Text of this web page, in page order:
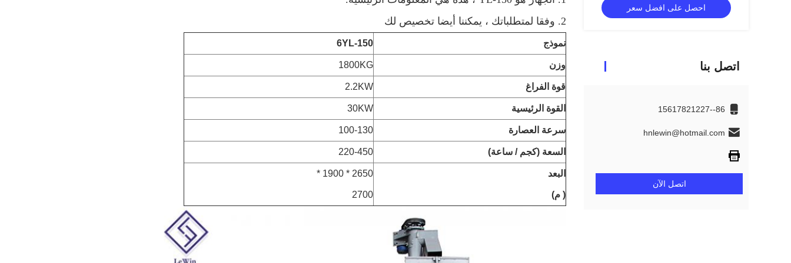
احصل على افضل سعر
اتصل بنا
86--15617821227
hnlewin@hotmail.com
اتصل الآن
2. وفقا لمتطلباتك ، يمكننا أيضا تخصيص لك
نموذج 6YL-150
وزن 1800KG
قوة الفراغ 2.2KW
القوة الرئيسية 30KW
سرعة العصارة 100-130
السعة (كجم / ساعة) 220-450
البعد
( م)
2650 * 1900 *
2700